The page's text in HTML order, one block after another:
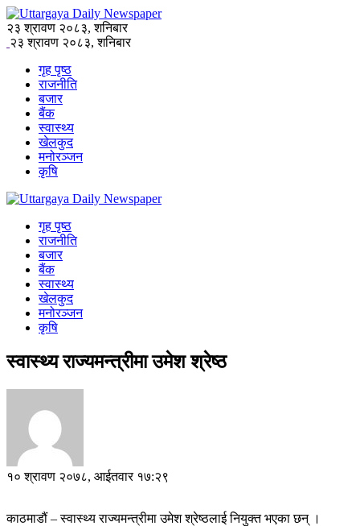
२३ श्रावण २०८३, शनिबार
२३ श्रावण २०८३, शनिबार
गृह पृष्ठ
राजनीति
बजार
बैंक
स्वास्थ्य
खेलकुद
मनोरञ्जन
कृषि
गृह पृष्ठ
राजनीति
बजार
बैंक
स्वास्थ्य
खेलकुद
मनोरञ्जन
कृषि
स्वास्थ्य राज्यमन्त्रीमा उमेश श्रेष्ठ
१० श्रावण २०७८, आईतवार १७:२९
काठमाडौं – स्वास्थ्य राज्यमन्त्रीमा उमेश श्रेष्ठलाई नियुक्त भएका छन् ।